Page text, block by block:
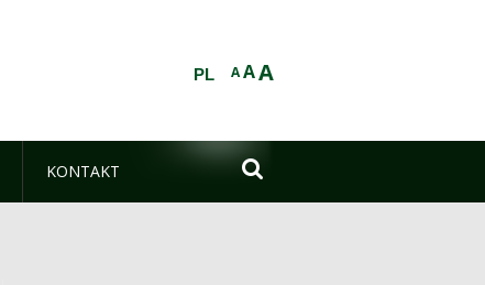
AAA
PL
KONTAKT 